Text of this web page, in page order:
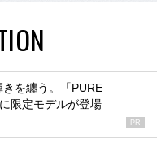
きを纏う。「PURE
限定モデルが登場
PR